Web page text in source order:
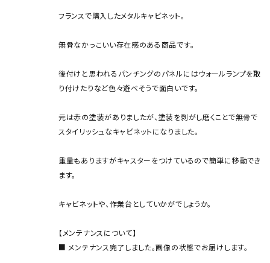
フランスで購入したメタルキャビネット。
無骨なかっこいい存在感のある商品です。
後付けと思われるパンチングのパネルにはウォールランプを取
り付けたりなど色々遊べそうで面白いです。
元は赤の塗装がありましたが、塗装を剥がし磨くことで無骨で
スタイリッシュなキャビネットになりました。
重量もありますがキャスターをつけているので簡単に移動でき
ます。
キャビネットや、作業台としていかがでしょうか。
【メンテナンスについて】
■ メンテナンス完了しました。画像の状態でお届けします。